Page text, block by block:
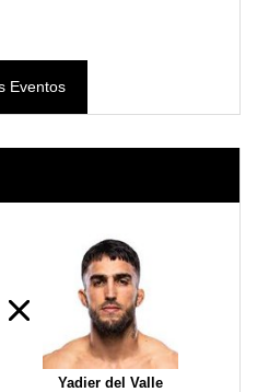
Eventos
Yadier del Valle